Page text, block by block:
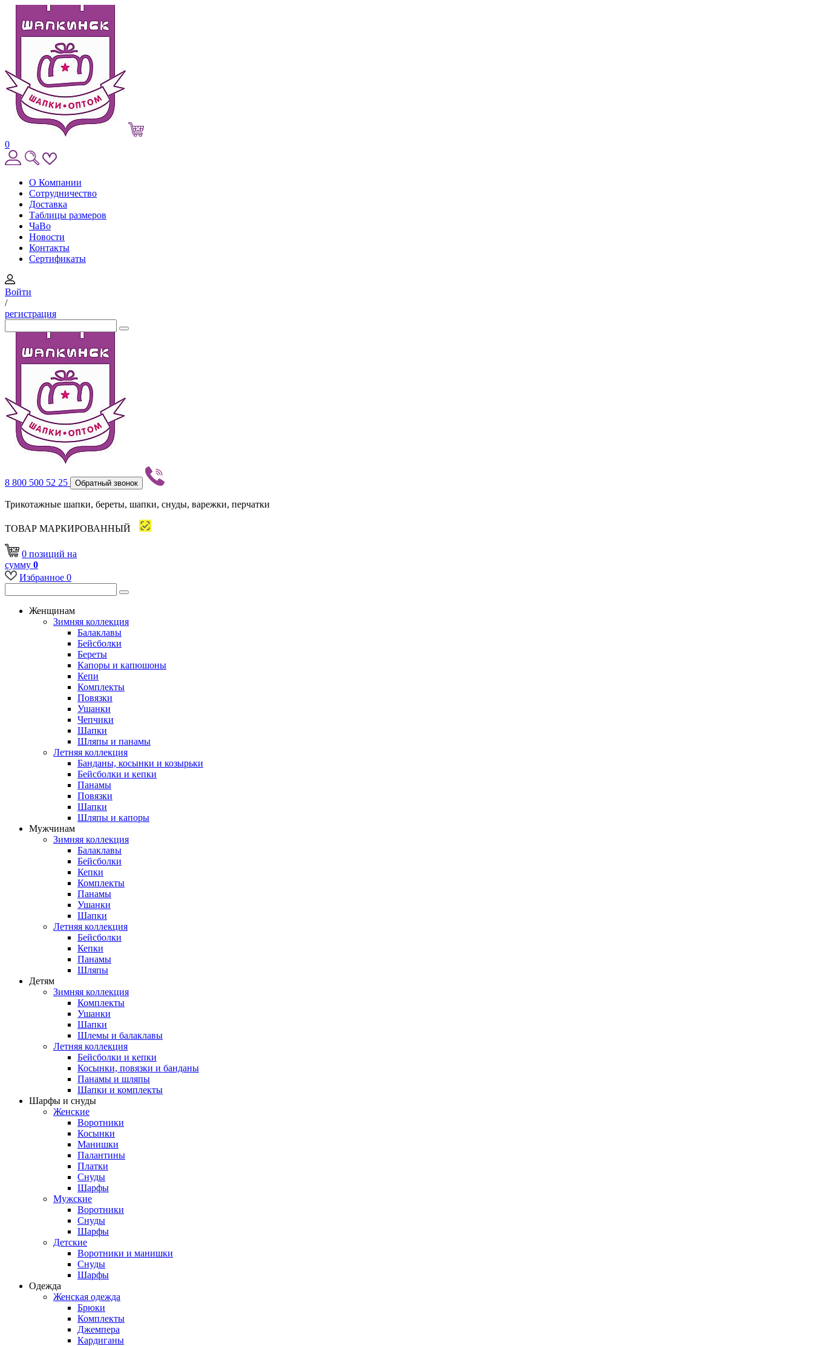
0
О Компании
Сотрудничество
Доставка
Таблицы размеров
ЧаВо
Новости
Контакты
Сертификаты
Войти
/
регистрация
8 800 500 52 25 Обратный звонок
Трикотажные шапки, береты, шапки, снуды, варежки, перчатки
ТОВАР МАРКИРОВАННЫЙ
0 позиций на
сумму 0
Избранное 0
Женщинам
Зимняя коллекция
Балаклавы
Бейсболки
Береты
Капоры и капюшоны
Кепи
Комплекты
Повязки
Ушанки
Чепчики
Шапки
Шляпы и панамы
Летняя коллекция
Банданы, косынки и козырьки
Бейсболки и кепки
Панамы
Повязки
Шапки
Шляпы и капоры
Мужчинам
Зимняя коллекция
Балаклавы
Бейсболки
Кепки
Комплекты
Панамы
Ушанки
Шапки
Летняя коллекция
Бейсболки
Кепки
Панамы
Шляпы
Детям
Зимняя коллекция
Комплекты
Ушанки
Шапки
Шлемы и балаклавы
Летняя коллекция
Бейсболки и кепки
Косынки, повязки и банданы
Панамы и шляпы
Шапки и комплекты
Шарфы и снуды
Женские
Воротники
Косынки
Манишки
Палантины
Платки
Снуды
Шарфы
Мужские
Воротники
Снуды
Шарфы
Детские
Воротники и манишки
Снуды
Шарфы
Одежда
Женская одежда
Брюки
Комплекты
Джемпера
Кардиганы